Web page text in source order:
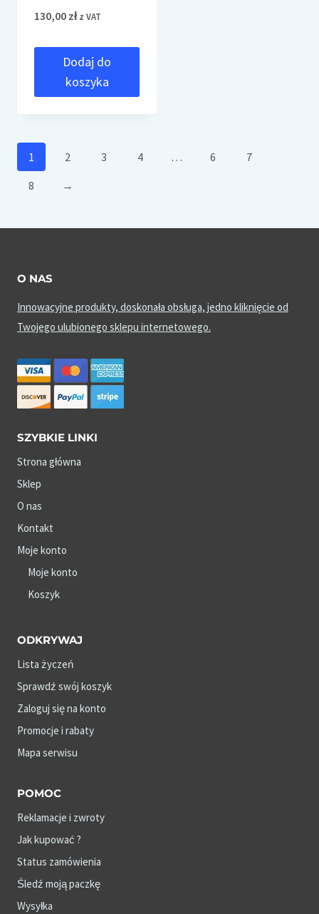
130,00 zł z VAT
Dodaj do
koszyka
1 2 3 4 … 6
7
8
→
O NAS
Innowacyjne produkty, doskonała obsługa, jedno kliknięcie od
Twojego ulubionego sklepu internetowego.
SZYBKIE LINKI
Strona główna
Sklep
O nas
Kontakt
Moje konto
Moje konto
Koszyk
ODKRYWAJ
Lista życzeń
Sprawdź swój koszyk
Zaloguj się na konto
Promocje i rabaty
Mapa serwisu
POMOC
Reklamacje i zwroty
Jak kupować ?
Status zamówienia
Śledź moją paczkę
Wysyłka